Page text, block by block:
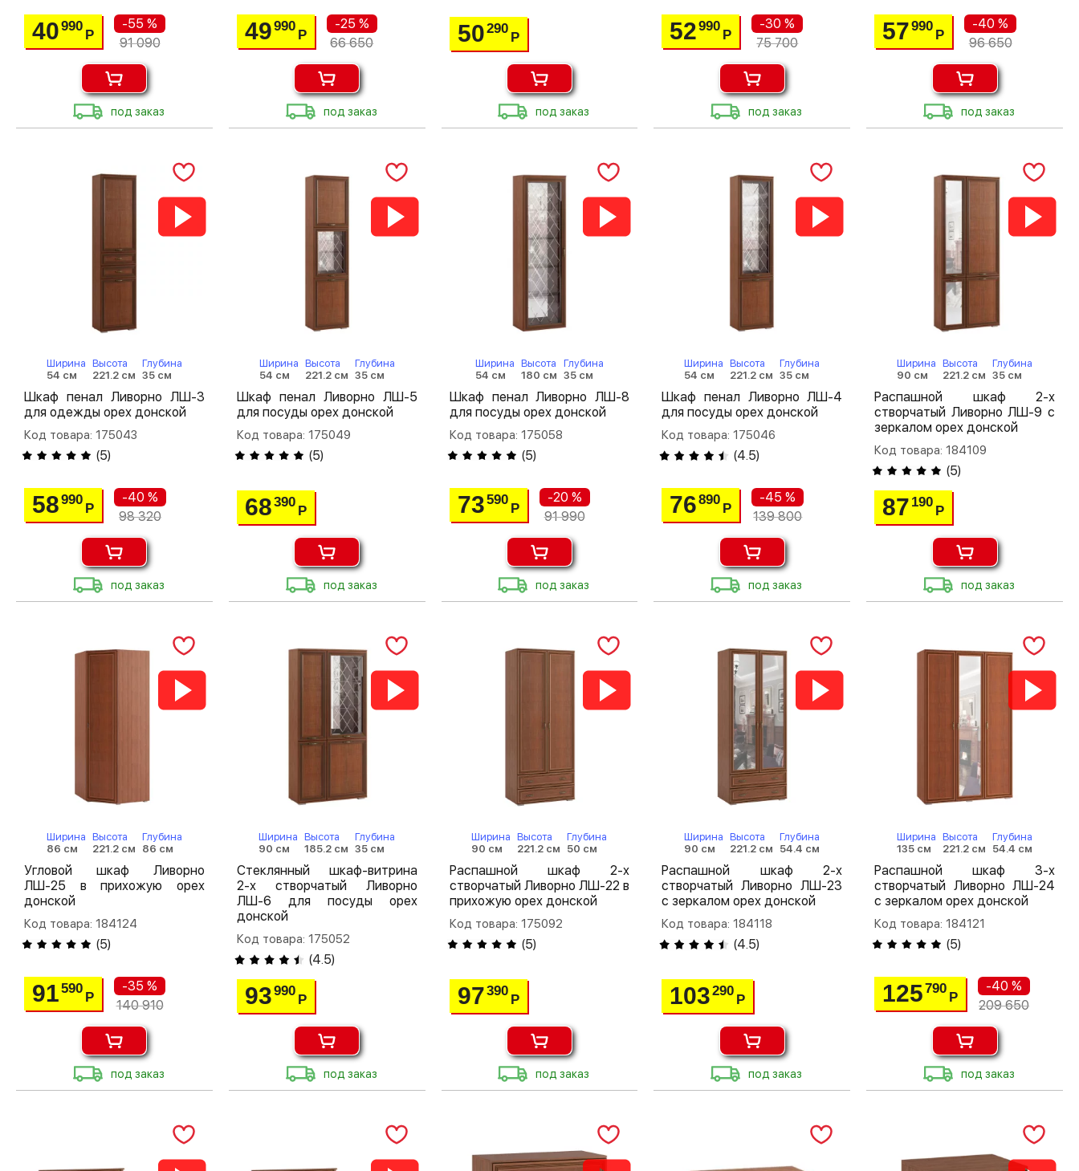
40990
Р
-55 %
91 090
под заказ
49990
Р
-25 %
66 650
под заказ
50290
Р
под заказ
52990
Р
-30 %
75 700
под заказ
57990
Р
-40 %
96 650
под заказ
Ширина
54 см
Высота
221.2 см
Глубина
35 см
Шкаф пенал Ливорно ЛШ-3
для одежды орех донской
Код товара: 175043
(5)
58990
Р
-40 %
98 320
под заказ
Ширина
54 см
Высота
221.2 см
Глубина
35 см
Шкаф пенал Ливорно ЛШ-5
для посуды орех донской
Код товара: 175049
(5)
68390
Р
под заказ
Ширина
54 см
Высота
180 см
Глубина
35 см
Шкаф пенал Ливорно ЛШ-8
для посуды орех донской
Код товара: 175058
(5)
73590
Р
-20 %
91 990
под заказ
Ширина
54 см
Высота
221.2 см
Глубина
35 см
Шкаф пенал Ливорно ЛШ-4
для посуды орех донской
Код товара: 175046
(4.5)
76890
Р
-45 %
139 800
под заказ
Ширина
90 см
Высота
221.2 см
Глубина
35 см
Распашной шкаф 2-х
створчатый Ливорно ЛШ-9 с
зеркалом орех донской
Код товара: 184109
(5)
87 190
Р
под заказ
Ширина
86 см
Высота
221.2 см
Глубина
86 см
Угловой шкаф Ливорно
ЛШ-25 в прихожую орех
донской
Код товара: 184124
(5)
91590
Р
-35 %
140 910
под заказ
Ширина
90 см
Высота
185.2 см
Глубина
35 см
Стеклянный шкаф-витрина
2-х створчатый Ливорно
ЛШ-6 для посуды орех
донской
Код товара: 175052
(4.5)
93990
Р
под заказ
Ширина
90 см
Высота
221.2 см
Глубина
50 см
Распашной шкаф 2-х
створчатый Ливорно ЛШ-22 в
прихожую орех донской
Код товара: 175092
(5)
97390
Р
под заказ
Ширина
90 см
Высота
221.2 см
Глубина
54.4 см
Распашной шкаф 2-х
створчатый Ливорно ЛШ-23
с зеркалом орех донской
Код товара: 184118
(4.5)
103290
Р
под заказ
Ширина
135 см
Высота
221.2 см
Глубина
54.4 см
Распашной шкаф 3-х
створчатый Ливорно ЛШ-24
с зеркалом орех донской
Код товара: 184121
(5)
125790
Р
-40 %
209 650
под заказ